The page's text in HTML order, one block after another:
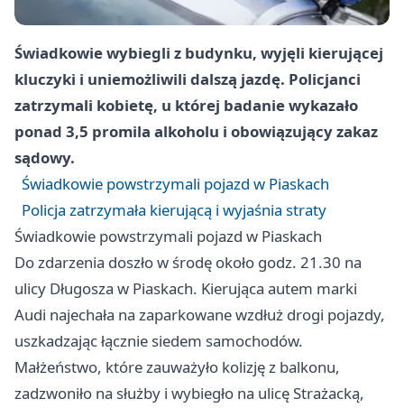
Świadkowie wybiegli z budynku, wyjęli kierującej
kluczyki i uniemożliwili dalszą jazdę. Policjanci
zatrzymali kobietę, u której badanie wykazało
ponad 3,5 promila alkoholu i obowiązujący zakaz
sądowy.
Świadkowie powstrzymali pojazd w Piaskach
Policja zatrzymała kierującą i wyjaśnia straty
Świadkowie powstrzymali pojazd w Piaskach
Do zdarzenia doszło w środę około godz. 21.30 na
ulicy Długosza w Piaskach. Kierująca autem marki
Audi najechała na zaparkowane wzdłuż drogi pojazdy,
uszkadzając łącznie siedem samochodów.
Małżeństwo, które zauważyło kolizję z balkonu,
zadzwoniło na służby i wybiegło na ulicę Strażacką,